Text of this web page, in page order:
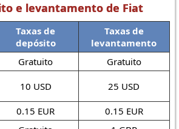
e levantamento de Fiat
Taxas de
depósito
Taxas de
levantamento
Gratuito
Gratuito
10 USD 25 USD
0.15 EUR
0.15 EUR